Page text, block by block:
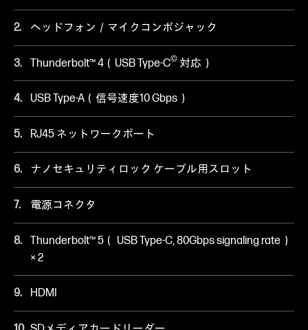
ヘッドフォン／マイクコンボジャック
Thunderbolt™ 4（USB Type-C© 対応）
USB Type-A（信号速度10 Gbps）
RJ45 ネットワークポート
ナノセキュリティロック ケーブル用スロット
電源コネクタ
Thunderbolt™ 5（ USB Type-C, 80Gbps signaling rate）
× 2
HDMI